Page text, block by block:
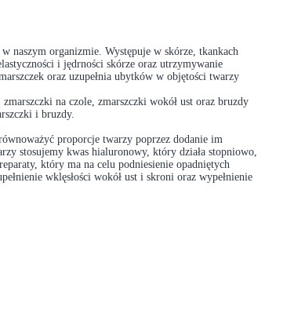
naszym organizmie. Występuje w skórze, tkankach
i jędrności skórze oraz utrzymywanie
oraz uzupełnia ubytków w objętości twarzy
na czole, zmarszczki wokół ust oraz bruzdy
i bruzdy.
proporcje twarzy poprzez dodanie im
stosujemy kwas hialuronowy, który działa stopniowo,
który ma na celu podniesienie opadniętych
wklęsłości wokół ust i skroni oraz wypełnienie